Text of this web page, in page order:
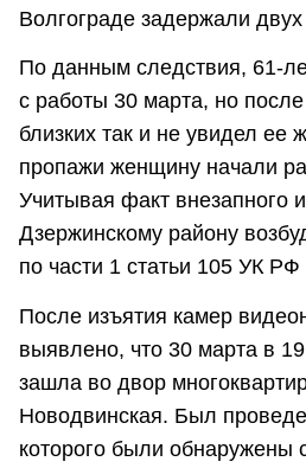
Волгограде задержали
По данным следствия, 61-
с работы 30 марта, но после
близких так и не увидел
пропажи женщину начали
Учитывая факт внезапного
Дзержинскому району
по части 1 статьи 105 УК РФ
После изъятия камер
выявлено, что 30 марта в
зашла во двор
Новодвинская. Был
которого были обнаружены